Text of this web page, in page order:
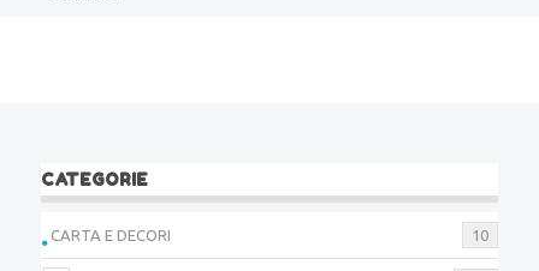
CATEGORIE
CARTA E DECORI 10